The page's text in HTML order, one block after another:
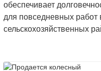
обеспечивает
для повседневных работ
сельскохозяйственных